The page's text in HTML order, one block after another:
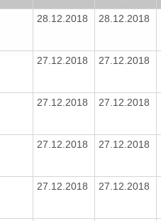
28.12.2018 28.12.2018
27.12.2018 27.12.2018
27.12.2018 27.12.2018
27.12.2018 27.12.2018
27.12.2018 27.12.2018